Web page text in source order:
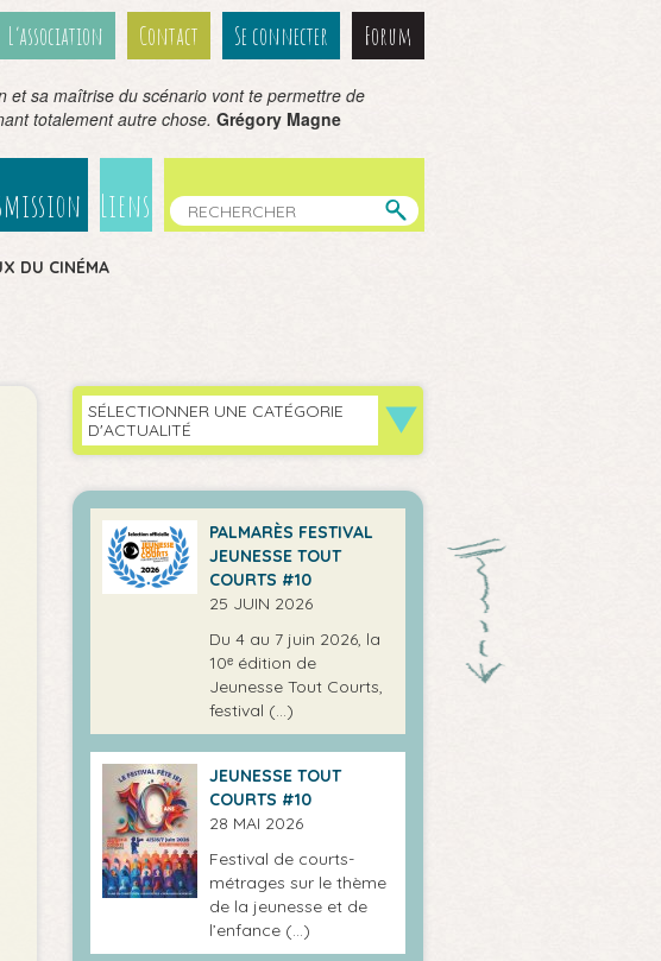
L’association Contact Se connecter Forum
et sa maîtrise du scénario vont te permettre de
totalement autre chose. Grégory Magne
Liens
DU CINÉMA
SÉLECTIONNER UNE CATÉGORIE
D'ACTUALITÉ
PALMARÈS FESTIVAL
JEUNESSE TOUT
COURTS #10
25 JUIN 2026
Du 4 au 7 juin 2026, la
10ᵉ édition de
Jeunesse Tout Courts,
festival (…)
JEUNESSE TOUT
COURTS #10
28 MAI 2026
Festival de courts-
métrages sur le thème
de la jeunesse et de
l’enfance (…)